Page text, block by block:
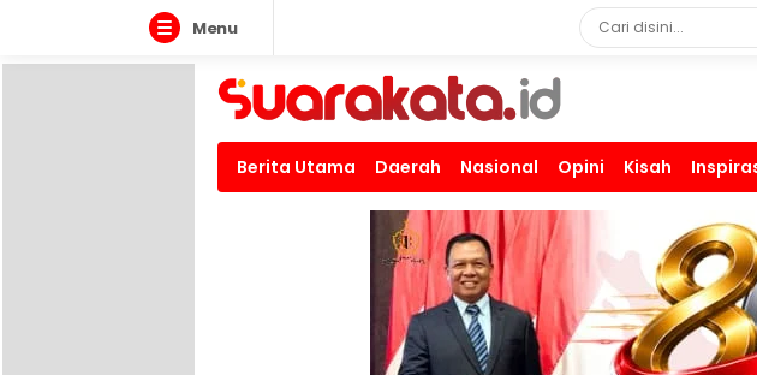
Menu
Berita Utama Daerah Nasional Opini Kisah